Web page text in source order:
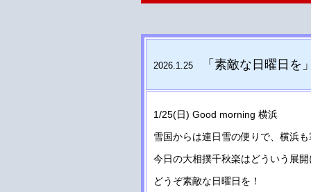
2026.1.25 「素敵な日曜日を
1/25(日) Good morning 横浜
雪国からは連日雪の便りで、横浜
今日の大相撲千秋楽はどういう展
どうぞ素敵な日曜日を！